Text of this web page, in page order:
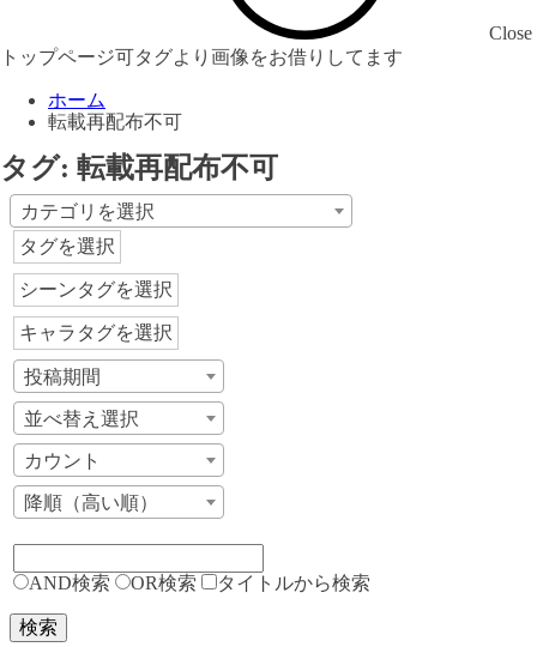
Close
トップページ可タグより画像をお借りしてます
ホーム
転載再配布不可
タグ: 転載再配布不可
カテゴリを選択
タグを選択
シーンタグを選択
キャラタグを選択
投稿期間
並べ替え選択
カウント
降順（高い順）
AND検索 OR検索 タイトルから検索
検索